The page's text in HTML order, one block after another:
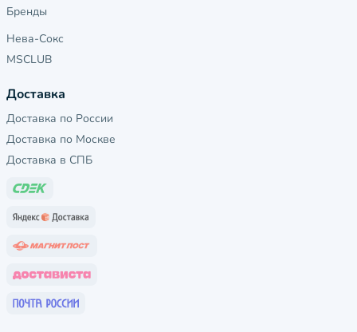
Бренды
Нева-Сокс
MSCLUB
Доставка
Доставка по России
Доставка по Москве
Доставка в СПБ